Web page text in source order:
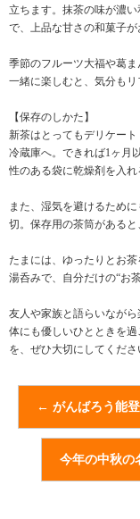
立ちます。抹茶の味が濃
で、上品な甘さの和菓子が
季節のフルーツ大福や葛
一緒に楽しむと、気分も
【保存のしかた】
新茶はとってもデリケー
冷蔵庫へ。できれば1ヶ月
性のある袋に乾燥剤を入れ
また、湿気を避けるため
切。保存用の茶筒があると
たまには、ゆったりとお
湯呑みで、自分だけの“お
友人や家族と語らいなが
体にも優しいひとときを
を、ぜひ大切にしてくださ
← がんばろう能登
今年の中秋の